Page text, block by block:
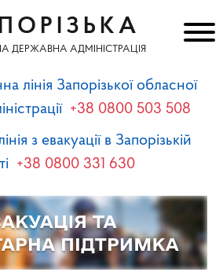
ДЕРЖАВНА АДМІНІСТРАЦІЯ
лінія Запорізької обласної
+38 0800 503 508
з евакуації в Запорізькій
+38 0800 331 630